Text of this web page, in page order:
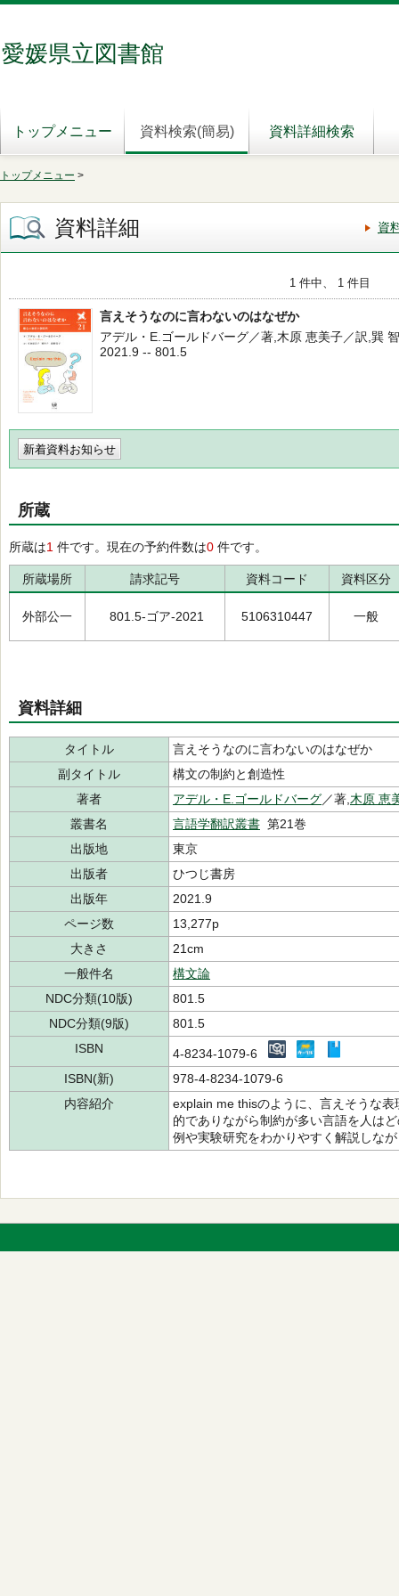
愛媛県立図書館
トップメニュー 資料検索(簡易) 資料詳細検索
トップメニュー >
資料詳細 資
1 件中、 1 件目
言えそうなのに言わないのはなぜか
アデル・E.ゴールドバーグ／著,木原 恵美子／訳,巽
2021.9 -- 801.5
新着資料お知らせ
所蔵
所蔵は1 件です。現在の予約件数は0 件です。
所蔵場所 請求記号 資料コード 資料区分
外部公一 801.5-ゴア-2021 5106310447 一般
資料詳細
タイトル
言えそうなのに言わないのはなぜか
副タイトル
構文の制約と創造性
著者
アデル・E.ゴールドバーグ／著, 木原 恵
叢書名
言語学翻訳叢書 第21巻
出版地
東京
出版者
ひつじ書房
出版年
2021.9
ページ数
13,277p
大きさ
21cm
一般件名
構文論
NDC分類(10版)
801.5
NDC分類(9版)
801.5
ISBN
4-8234-1079-6
ISBN(新)
978-4-8234-1079-6
内容紹介
explain me thisのように、言えそうな
的でありながら制約が多い言語を人は
例や実験研究をわかりやすく解説しな